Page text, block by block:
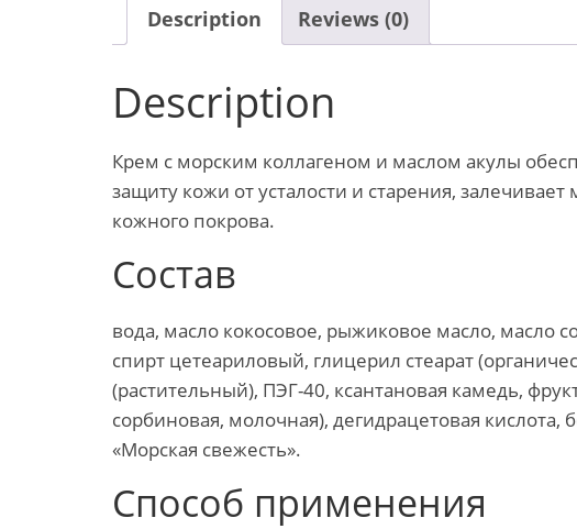
Description Reviews (0)
Description
Крем с морским коллагеном и маслом акулы
защиту кожи от усталости и старения,
кожного покрова.
Состав
вода, масло кокосовое, рыжиковое масло, масло
спирт цетеариловый, глицерил стеарат
(растительный), ПЭГ-40, ксантановая камедь,
сорбиновая, молочная), дегидрацетовая
«Морская свежесть».
Способ применения